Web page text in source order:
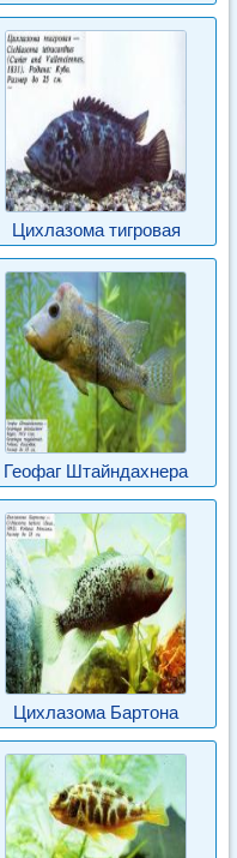
Цихлазома тигровая
Геофаг Штайндахнера
Цихлазома Бартона